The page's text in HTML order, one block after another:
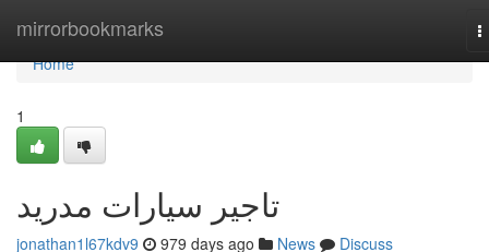
mirrorbookmarks
Home
Home
1
تاجير سيارات مدريد
jonathan1l67kdv9 979 days ago News
Discuss